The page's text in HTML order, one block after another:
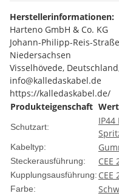
Herstellerinformationen:
Harteno GmbH & Co. KG
Johann-Philipp-Reis-
Niedersachsen
Visselhövede,
info@kalledaskabel.de
https://kalledaskabel.de/
Produkteigenschaft Wert
Schutzart:
Kabeltyp:
Steckerausführung: CEE
Kupplungsausführung:
Farbe: